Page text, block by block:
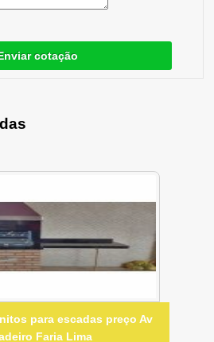
cotação
para escadas preço Av
Faria Lima